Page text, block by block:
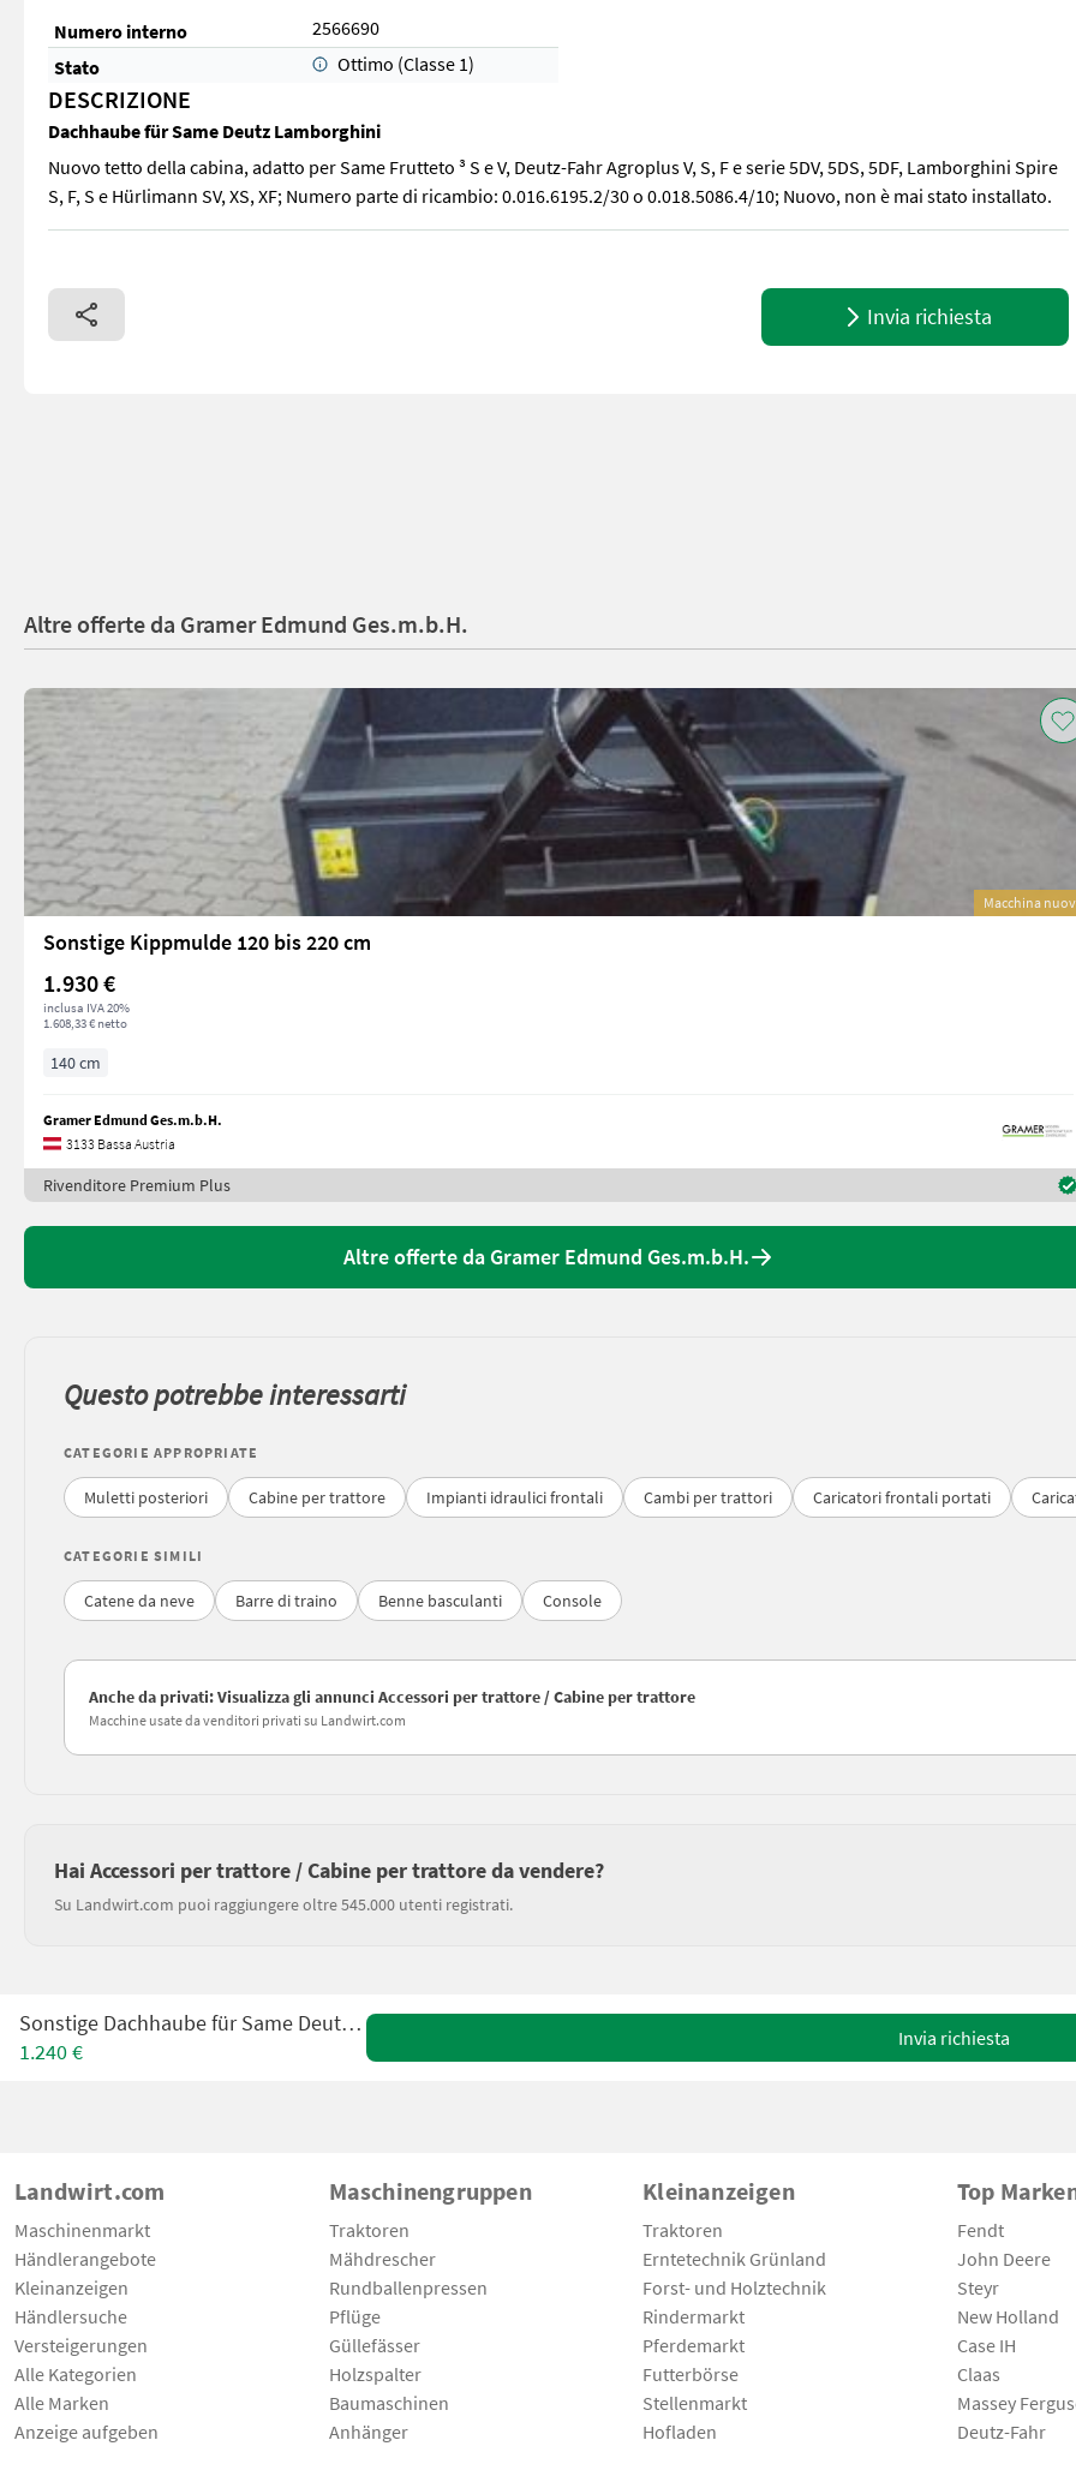
Numero interno
2566690
Stato
Ottimo (Classe 1)
DESCRIZIONE
Dachhaube für Same Deutz Lamborghini
Nuovo tetto della cabina, adatto per Same Frutteto ³ S e V, Deutz-Fahr Agroplus V, S, F e serie 5DV, 5DS, 5DF, Lamborghini Spire
S, F, S e Hürlimann SV, XS, XF; Numero parte di ricambio: 0.016.6195.2/30 o 0.018.5086.4/10; Nuovo, non è mai stato installato.
Nuovo tetto della cabina, adatto per Same Frutteto ³ S e V, Deutz-Fahr Agroplus V, S, F e serie 5DV, 5DS, 5DF, Lamborghini
Invia richiesta
Altre offerte da Gramer Edmund Ges.m.b.H.
Macchina
Sonstige Kippmulde 120 bis 220 cm
1.930 €
inclusa IVA 20%
1.608,33 € netto
140 cm
Gramer Edmund Ges.m.b.H.
3133 Bassa Austria
Rivenditore Premium Plus
Altre offerte da Gramer Edmund Ges.m.b.H.
Questo potrebbe interessarti
CATEGORIE APPROPRIATE
Muletti posteriori Cabine per trattore Impianti idraulici frontali Cambi per trattori Caricatori frontali portati
CATEGORIE SIMILI
Catene da neve Barre di traino Benne basculanti Console
Anche da privati: Visualizza gli annunci Accessori per trattore / Cabine per trattore
Macchine usate da venditori privati su Landwirt.com
Hai Accessori per trattore / Cabine per trattore da vendere?
Su Landwirt.com puoi raggiungere oltre 545.000 utenti registrati.
Sonstige Dachhaube für Same Deutz Lamborghini
1.240 €
Invia richiesta
Landwirt.com
Maschinenmarkt
Händlerangebote
Kleinanzeigen
Händlersuche
Versteigerungen
Alle Kategorien
Alle Marken
Anzeige aufgeben
Maschinengruppen
Traktoren
Mähdrescher
Rundballenpressen
Pflüge
Güllefässer
Holzspalter
Baumaschinen
Anhänger
Kleinanzeigen
Traktoren
Erntetechnik Grünland
Forst- und Holztechnik
Rindermarkt
Pferdemarkt
Futterbörse
Stellenmarkt
Hofladen
Top
Fendt
John Deere
Steyr
New Holland
Case IH
Claas
Massey
Deutz-Fahr